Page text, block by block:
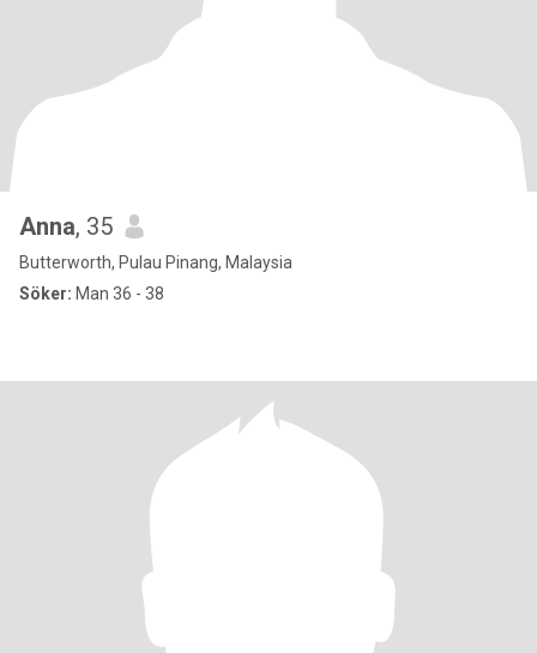
Anna, 35
Butterworth, Pulau Pinang, Malaysia
Söker: Man 36 - 38